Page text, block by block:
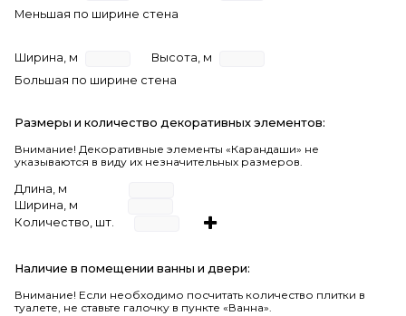
Меньшая по ширине стена
Ширина, м
Высота, м
Большая по ширине стена
Размеры и количество декоративных элементов:
Внимание! Декоративные элементы «Карандаши» не
указываются в виду их незначительных размеров.
Длина, м
Ширина, м
Количество, шт.
Наличие в помещении ванны и двери:
Внимание! Если необходимо посчитать количество плитки в
туалете, не ставьте галочку в пункте «Ванна».